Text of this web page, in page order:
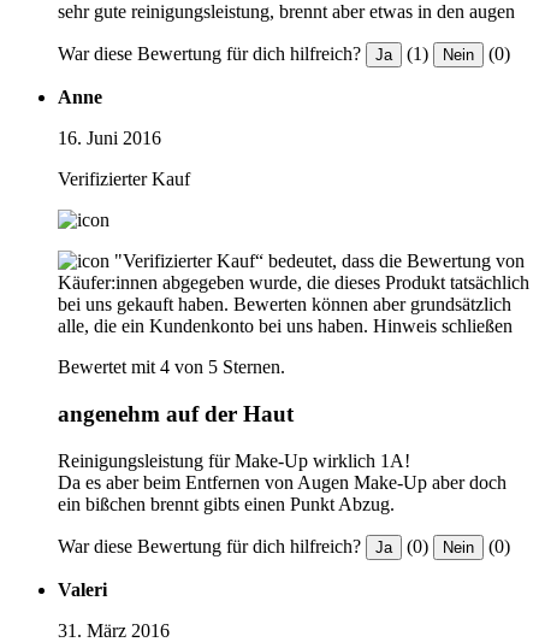
sehr gute reinigungsleistung, brennt aber etwas in den augen
War diese Bewertung für dich hilfreich? Ja (1) Nein (0)
Anne
16. Juni 2016
Verifizierter Kauf
"Verifizierter Kauf“ bedeutet, dass die Bewertung von
Käufer:innen abgegeben wurde, die dieses Produkt tatsächlich
bei uns gekauft haben. Bewerten können aber grundsätzlich
alle, die ein Kundenkonto bei uns haben. Hinweis schließen
Bewertet mit 4 von 5 Sternen.
angenehm auf der Haut
Reinigungsleistung für Make-Up wirklich 1A!
Da es aber beim Entfernen von Augen Make-Up aber doch
ein bißchen brennt gibts einen Punkt Abzug.
War diese Bewertung für dich hilfreich? Ja (0) Nein (0)
Valeri
31. März 2016